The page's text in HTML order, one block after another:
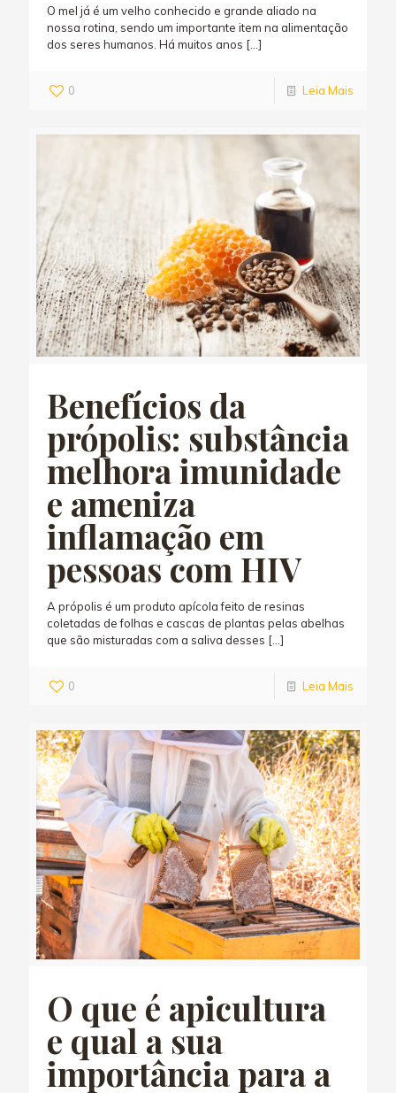
O mel já é um velho conhecido e grande aliado na
nossa rotina, sendo um importante item na alimentação
dos seres humanos. Há muitos anos […]
0 Leia Mais
Benefícios da
própolis: substância
melhora imunidade
e ameniza
inflamação em
pessoas com HIV
A própolis é um produto apícola feito de resinas
coletadas de folhas e cascas de plantas pelas abelhas
que são misturadas com a saliva desses […]
0 Leia Mais
O que é apicultura
e qual a sua
importância para a